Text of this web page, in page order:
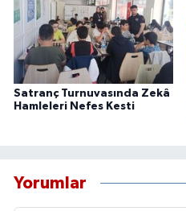
Satranç Turnuvasında Zekâ
Hamleleri Nefes Kesti
Yorumlar